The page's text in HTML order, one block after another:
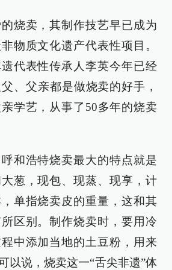
烧卖，其制作技艺早已成为
物质文化遗产代表性项目。
代表性传承人李英今年已经
、父亲都是做烧卖的好手，
学艺，从事了50多年的烧卖
和浩特烧卖最大的特点就是
葱，现包、现蒸、现享，计
单指烧卖皮的重量，这和其
区别。制作烧卖时，要用冷
中添加当地的土豆粉，用来
以说，烧卖这一“舌尖非遗”体